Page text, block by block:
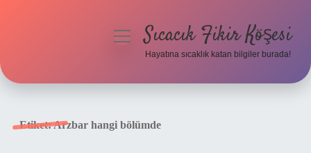
menüyüSıcacık Fikir Köşesi
Hayatına sıcaklık katan bilgiler burada!
Etiket:Arzbar hangi bölümde